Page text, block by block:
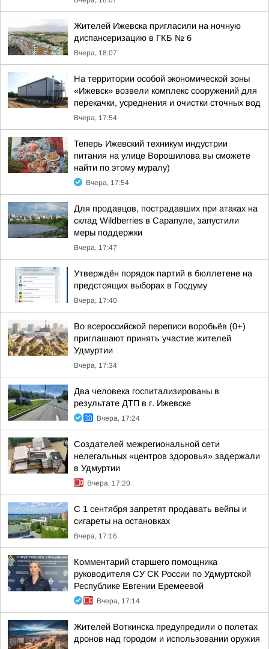
Жителей Ижевска пригласили на ночную
диспансеризацию в ГКБ № 6
Вчера, 18:07
На территории особой экономической зоны
«Ижевск» возвели комплекс сооружений для
перекачки, усреднения и очистки сточных вод
Вчера, 17:54
Теперь Ижевский техникум индустрии
питания на улице Ворошилова вы сможете
найти по этому муралу)
Вчера, 17:54
Для продавцов, пострадавших при атаках на
склад Wildberries в Сарапуле, запустили
меры поддержки
Вчера, 17:47
Утверждён порядок партий в бюллетене на
предстоящих выборах в Госдуму
Вчера, 17:40
Во всероссийской переписи воробьёв (0+)
приглашают принять участие жителей
Удмуртии
Вчера, 17:34
Два человека госпитализированы в
результате ДТП в г. Ижевске
Вчера, 17:24
Создателей межрегиональной сети
нелегальных «центров здоровья» задержали
в Удмуртии
Вчера, 17:20
С 1 сентября запретят продавать вейпы и
сигареты на остановках
Вчера, 17:16
Комментарий старшего помощника
руководителя СУ СК России по Удмуртской
Республике Евгении Еремеевой
Вчера, 17:14
Жителей Воткинска предупредили о полетах
дронов над городом и использовании оружия